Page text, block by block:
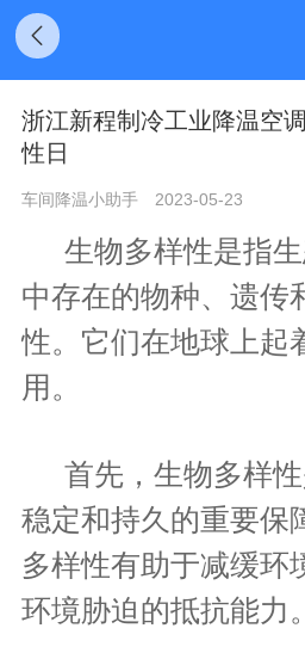
浙江新程制冷工业降温空
性日
车间降温小助手 2023-05-23
生物多样性是指
中存在的物种、遗传
性。它们在地球上起
用。
首先，生物多样
稳定和持久的重要保
多样性有助于减缓环
环境胁迫的抵抗能力。